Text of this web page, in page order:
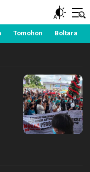
Kawanua, Politik,
dan Nasional
Tomohon Boltara